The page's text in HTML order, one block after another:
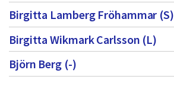
Birgitta Lamberg Fröhammar (S)
Birgitta Wikmark Carlsson (L)
Björn Berg (-)